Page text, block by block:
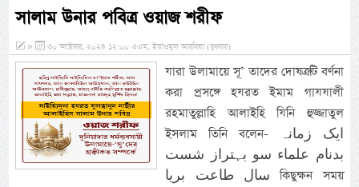
সালাম উনার পবিত্র ওয়াজ শরীফ
» ৩০ অক্টোবর, ২০২৪ ১২:০০ এএম, ইয়াওমুল আরবিয়া (বুধবার)
যারা উলামায়ে সূ’ তাদের দোষত্রুটি বর্ণনা
করা প্রসঙ্গে হযরত ইমাম গাযযালী
রহমাতুল্লাহি আলাইহি যিনি হুজ্জাতুল
ইসলাম তিনি বলেন- ایک زمانہ
بدنام علماء سو بہتراز شست
سال طاعت بریا কিছুক্ষন সময়